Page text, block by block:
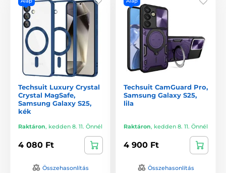
Techsuit Luxury Crystal
Crystal MagSafe,
Samsung Galaxy S25,
kék
Raktáron, kedden 8. 11. Önnél
4 080 Ft
Összehasonlítás
Techsuit CamGuard Pro,
Samsung Galaxy S25,
lila
Raktáron, kedden 8. 11. Önnél
4 900 Ft
Összehasonlítás